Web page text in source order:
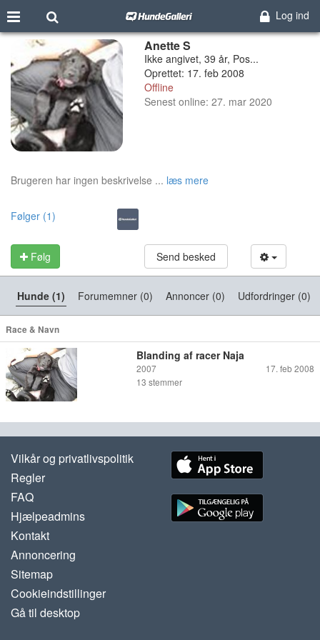
Log ind
Anette S
Ikke angivet, 39 år, Pos...
Oprettet: 17. feb 2008
Offline
Senest online: 27. mar 2020
Brugeren har ingen beskrivelse ... læs mere
Følger (1)
Følg Send besked
Hunde (1) Forumemner (0) Annoncer (0) Udfordringer (0)
Race & Navn
Blanding af racer Naja
2007
17. feb 2008
13 stemmer
Vilkår og privatlivspolitik
Regler
FAQ
Hjælpeadmins
Kontakt
Annoncering
Sitemap
Cookieindstillinger
Gå til desktop